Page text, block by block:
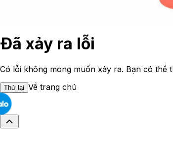
Đã xảy ra lỗi
Có lỗi không mong muốn xảy ra. Bạn có thể
Thử lại Về trang chủ